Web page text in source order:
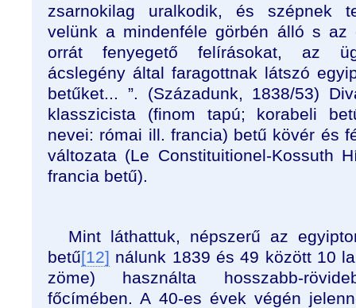
zsarnokilag uralkodik, és szépnek
velünk a mindenféle görbén álló s az
orrát fenyegető felírásokat, az
ácslegény által faragottnak látszó
betűket... ”. (Századunk, 1838/53)
klasszicista (finom tapú; korabeli
nevei: római ill. francia) betű kövér és
változata (Le Constituitionel-Kossuth
francia betű).
Mint láthattuk, népszerű az
betű[12] nálunk 1839 és 49 között 10
zöme) használta hosszabb-
főcímében. A 40-es évek végén